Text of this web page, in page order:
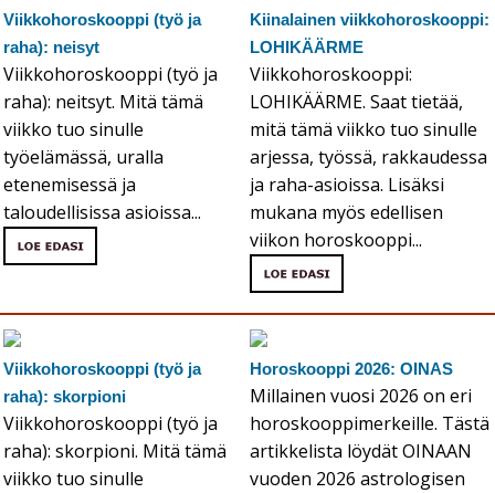
Viikkohoroskooppi (työ ja
raha): neisyt
Viikkohoroskooppi (työ ja
raha): neitsyt. Mitä tämä
viikko tuo sinulle
työelämässä, uralla
etenemisessä ja
taloudellisissa asioissa...
Kiinalainen viikkohoroskooppi:
LOHIKÄÄRME
Viikkohoroskooppi:
LOHIKÄÄRME. Saat tietää,
mitä tämä viikko tuo sinulle
arjessa, työssä, rakkaudessa
ja raha-asioissa. Lisäksi
mukana myös edellisen
viikon horoskooppi...
Viikkohoroskooppi (työ ja
raha): skorpioni
Viikkohoroskooppi (työ ja
raha): skorpioni. Mitä tämä
viikko tuo sinulle
Horoskooppi 2026: OINAS
Millainen vuosi 2026 on eri
horoskooppimerkeille. Tästä
artikkelista löydät OINAAN
vuoden 2026 astrologisen